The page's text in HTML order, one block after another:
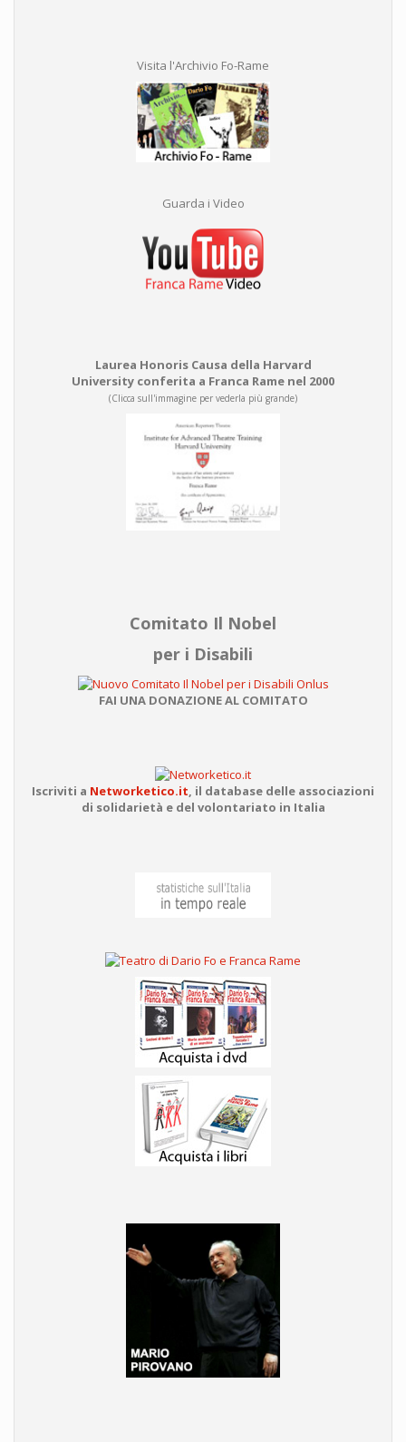
Visita l'Archivio Fo-Rame
Guarda i Video
Laurea Honoris Causa della Harvard
University conferita a Franca Rame nel 2000
(Clicca sull'immagine per vederla più grande)
Comitato Il Nobel
per i Disabili
FAI UNA DONAZIONE AL COMITATO
Iscriviti a Networketico.it, il database delle associazioni
di solidarietà e del volontariato in Italia